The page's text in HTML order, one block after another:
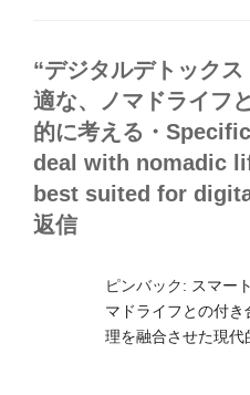
“デジタルデトック
適な、ノマドライフ
的に考える・
deal with nomadic
best suited for
返信
ピンバック: スマー
マドライフとの付
理を融合させた現代